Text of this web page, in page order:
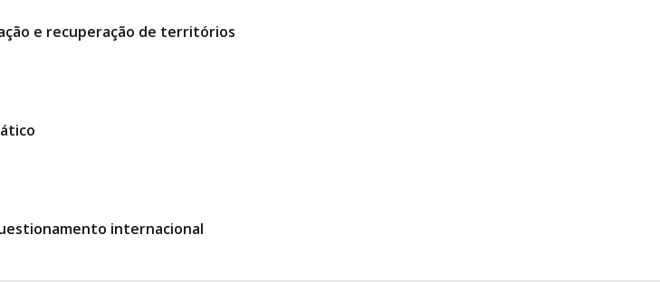
e recuperação de territórios
internacional